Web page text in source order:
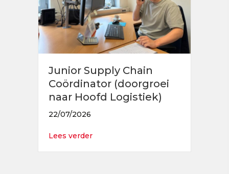
Junior Supply Chain
Coördinator (doorgroei
naar Hoofd Logistiek)
22/07/2026
Lees verderabout Junior Supply Chain